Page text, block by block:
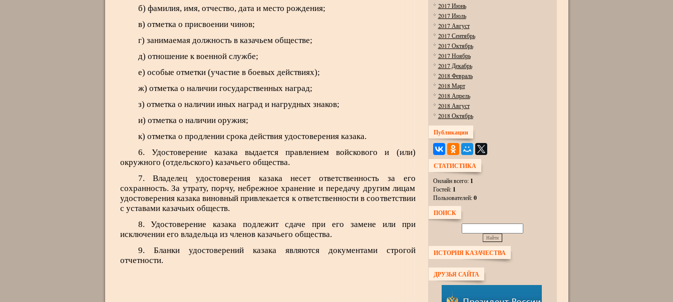
б) фамилия, имя, отчество, дата и место рождения;
в) отметка о присвоении чинов;
г) занимаемая должность в казачьем обществе;
д) отношение к военной службе;
е) особые отметки (участие в боевых действиях);
ж) отметка о наличии государственных наград;
з) отметка о наличии иных наград и нагрудных знаков;
и) отметка о наличии оружия;
к) отметка о продлении срока действия удостоверения казака.
6. Удостоверение казака выдается правлением войскового и (или)
окружного (отдельского) казачьего общества.
7. Владелец удостоверения казака несет ответственность за его
сохранность. За утрату, порчу, небрежное хранение и передачу другим лицам
удостоверения казака виновный привлекается к ответственности в соответствии
с уставами казачьих обществ.
8. Удостоверение казака подлежит сдаче при его замене или при
исключении его владельца из членов казачьего общества.
9. Бланки удостоверений казака являются документами строгой
отчетности.
2017 Июнь
2017 Июль
2017 Август
2017 Сентябрь
2017 Октябрь
2017 Ноябрь
2017 Декабрь
2018 Февраль
2018 Март
2018 Апрель
2018 Август
2018 Октябрь
Публикации
СТАТИСТИКА
Онлайн всего: 1
Гостей: 1
Пользователей:0
ПОИСК
ИСТОРИЯ КАЗАЧЕСТВА
ДРУЗЬЯ САЙТА